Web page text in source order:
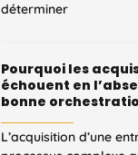
déterminer
Pourquoi les
échouent en
bonne
L’acquisition d’une